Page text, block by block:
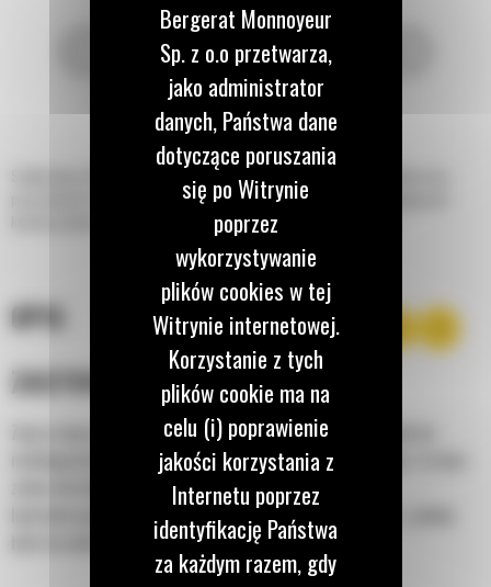
Szybkozłącza CW stają się uniwersalnym nośnikiem osprzętu, aby wydłużyć czas
pracy koparki. Uwolnienie jednego osprzętu roboczego i założenie drugiego jest
kwestią sekund. Dostępne w wersji hydraulicznej i ręcznej (z czopem).
OPIS
ZASTOSOWANIE
Złącze osprzętu typu CW pasuje do szerokiego zakresu łyżek do
minikoparek hydraulicznych o różnych rozmiarach sworznia. To duża
zaleta dla klientów posiadających modele minikoparek
hydraulicznych różnej wielkości, ponieważ mogą korzystać z jednej
łyżki do wielu maszyn.
Bergerat Monnoyeur
Sp. z o.o przetwarza,
jako administrator
danych, Państwa dane
dotyczące poruszania
się po Witrynie
poprzez
wykorzystywanie
plików cookies w tej
Witrynie internetowej.
Korzystanie z tych
plików cookie ma na
celu (i) poprawienie
jakości korzystania z
Internetu poprzez
identyfikację Państwa
za każdym razem, gdy